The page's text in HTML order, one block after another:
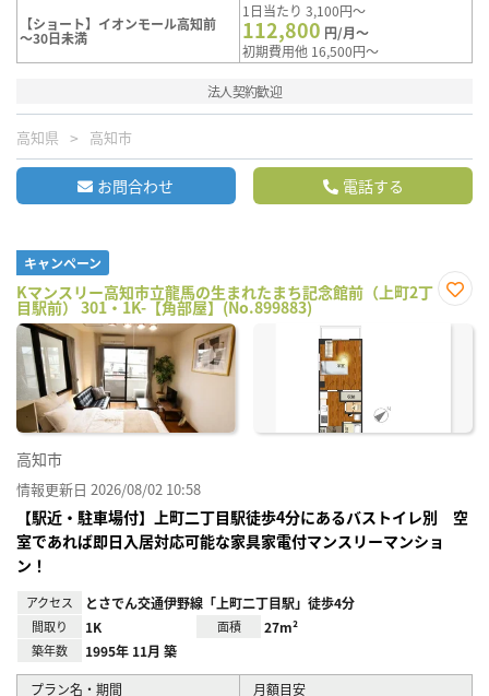
【ショート】イオンモール高知前
～30日未満
1日当たり 3,100円～
112,800 円/月～
初期費用他 16,500円～
法人契約歓迎
高知県 高知市
お問合わせ 電話する
キャンペーン
Kマンスリー高知市立龍馬の生まれたまち記念館前（上町2丁
目駅前） 301・1K-【角部屋】(No.899883)
に入
高知市
情報更新日 2026/08/02 10:58
【駅近・駐車場付】上町二丁目駅徒歩4分にあるバストイレ別 空
室であれば即日入居対応可能な家具家電付マンスリーマンショ
ン！
アクセス とさでん交通伊野線「上町二丁目駅」徒歩4分
間取り 1K 面積 27m²
築年数 1995年 11月 築
プラン名・期間 月額目安